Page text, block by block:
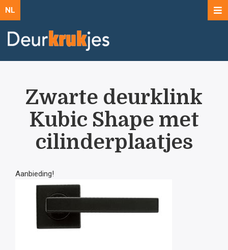
NL
Zwarte deurklink
Kubic Shape met
cilinderplaatjes
Aanbieding!